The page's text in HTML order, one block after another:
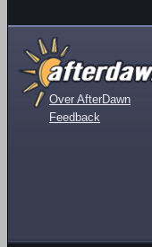
Over AfterDawn
Feedback